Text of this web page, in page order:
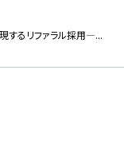
するリファラル採用―...